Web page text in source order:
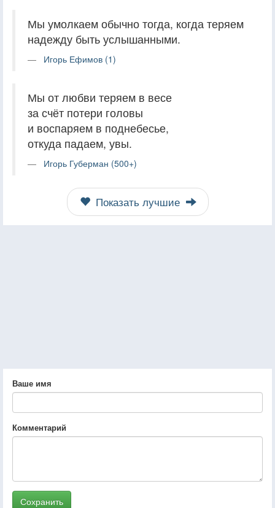
Мы умолкаем обычно тогда, когда теряем
надежду быть услышанными.
Игорь Ефимов (1)
Мы от любви теряем в весе
за счёт потери головы
и воспаряем в поднебесье,
откуда падаем, увы.
Игорь Губерман (500+)
Показать лучшие
Ваше имя
Комментарий
Сохранить